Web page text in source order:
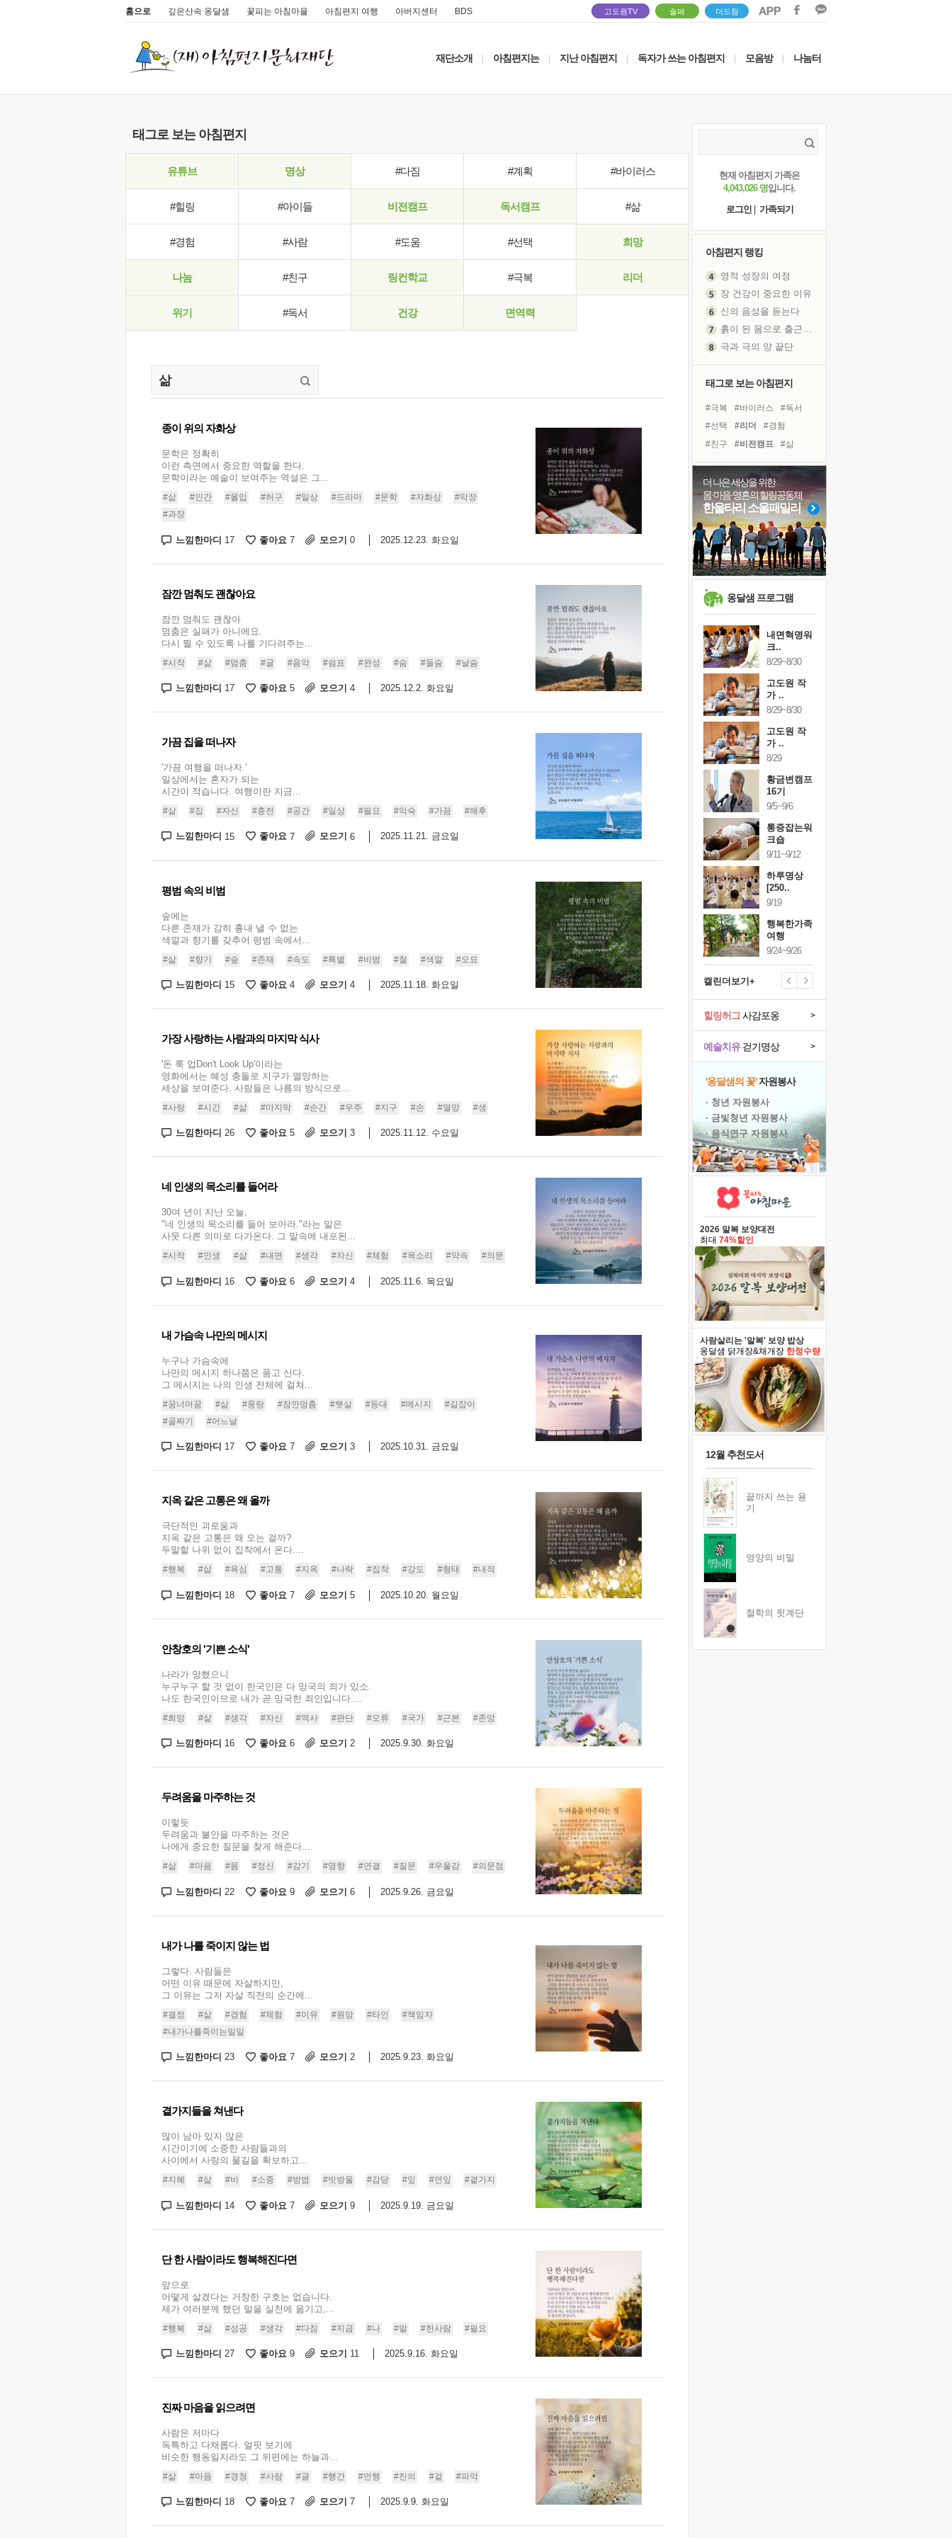
홈으로 깊은산속 옹달샘 꽃피는 아침마을 아침편지 여행 아버지센터 BDS 고도원TV 솔패 더드림
재단소개 아침편지는 지난 아침편지 독자가 쓰는 아침편지 모음방 나눔터
태그로 보는 아침편지
유튜브 명상 #다짐 #계획 #바이러스
#힐링 #아이들 비전캠프 독서캠프 #삶
#경험 #사람 #도움 #선택 희망
나눔 #친구 링컨학교 #극복 리더
위기 #독서 건강 면역력
종이 위의 자화상
문학은 정확히
이런 측면에서 중요한 역할을 한다.
문학이라는 예술이 보여주는 역설은 그...
#삶 #인간 #몰입 #허구 #일상 #드라마 #문학 #자화상
#막장
#과장
느낌한마디 17 좋아요 7 모으기 0 2025.12.23. 화요일
잠깐 멈춰도 괜찮아요
잠깐 멈춰도 괜찮아
멈춤은 실패가 아니에요.
다시 뛸 수 있도록 나를 기다려주는...
#시작 #삶 #멈춤 #글 #음악 #쉼표 #완성 #숨 #들숨 #날숨
느낌한마디 17 좋아요 5 모으기 4 2025.12.2. 화요일
가끔 집을 떠나자
'가끔 여행을 떠나자.'
일상에서는 혼자가 되는
시간이 적습니다. 여행이란 지금...
#삶 #집 #자신 #충전 #공간 #일상 #필요 #익숙 #가끔 #해후
느낌한마디 15 좋아요 7 모으기 6 2025.11.21. 금요일
평범 속의 비범
숲에는
다른 존재가 감히 흉내 낼 수 없는
색깔과 향기를 갖추어 평범 속에서...
#삶 #향기 #숲 #존재 #속도 #특별 #비범 #철 #색깔 #오묘
느낌한마디 15 좋아요 4 모으기 4 2025.11.18. 화요일
가장 사랑하는 사람과의 마지막 식사
'돈 룩 업Don't Look Up'이라는
영화에서는 혜성 충돌로 지구가 멸망하는
세상을 보여준다. 사람들은 나름의 방식으로...
#사랑 #시간 #삶 #마지막 #순간 #우주 #지구 #손 #멸망 #생
느낌한마디 26 좋아요 5 모으기 3 2025.11.12. 수요일
네 인생의 목소리를 들어라
30여 년이 지난 오늘,
"네 인생의 목소리를 들어 보아라."라는 말은
사뭇 다른 의미로 다가온다. 그 말속에 내포된...
#시작 #인생 #삶 #내면 #생각 #자신 #체험 #목소리 #약속 #의문
느낌한마디 16 좋아요 6 모으기 4 2025.11.6. 목요일
내 가슴속 나만의 메시지
누구나 가슴속에
나만의 메시지 하나쯤은 품고 산다.
그 메시지는 나의 인생 전체에 걸쳐...
#꿈너머꿈 #삶 #풍랑 #잠깐멈춤 #햇살 #등대 #메시지
#길잡이
#골짜기
#어느날
느낌한마디 17 좋아요 7 모으기 3 2025.10.31. 금요일
지옥 같은 고통은 왜 올까
극단적인 괴로움과
지옥 같은 고통은 왜 오는 걸까?
두말할 나위 없이 집착에서 온다....
#행복 #삶 #욕심 #고통 #지옥 #나락 #집착 #강도 #형태 #내적
느낌한마디 18 좋아요 7 모으기 5 2025.10.20. 월요일
안창호의 '기쁜 소식'
나라가 망했으니
누구누구 할 것 없이 한국인은 다 망국의 죄가 있소.
나도 한국인이므로 내가 곧 망국한 죄인입니다....
#희망 #삶 #생각 #자신 #역사 #판단 #오류 #국가 #근본 #존망
느낌한마디 16 좋아요 6 모으기 2 2025.9.30. 화요일
두려움을 마주하는 것
이렇듯
두려움과 불안을 마주하는 것은
나에게 중요한 질문을 찾게 해준다....
#삶 #마음 #몸 #정신 #감기 #영향 #연결 #질문 #우울감 #의문점
느낌한마디 22 좋아요 9 모으기 6 2025.9.26. 금요일
내가 나를 죽이지 않는 법
그렇다. 사람들은
어떤 이유 때문에 자살하지만,
그 이유는 그저 자살 직전의 순간에...
#결정 #삶 #경험 #체험 #이유 #원망 #타인
#책임자
#내가나를죽이는일일
느낌한마디 23 좋아요 7 모으기 2 2025.9.23. 화요일
곁가지들을 쳐낸다
많이 남아 있지 않은
시간이기에 소중한 사람들과의
사이에서 사랑의 물길을 확보하고...
#지혜 #삶 #비 #소중 #방법 #빗방울 #감당 #잎 #연잎 #곁가지
느낌한마디 14 좋아요 7 모으기 9 2025.9.19. 금요일
단 한 사람이라도 행복해진다면
앞으로
어떻게 살겠다는 거창한 구호는 없습니다.
제가 여러분께 했던 말을 실천에 옮기고,...
#행복 #삶 #성공 #생각 #다짐 #지금 #나 #말 #한사람 #필요
느낌한마디 27 좋아요 9 모으기 11 2025.9.16. 화요일
진짜 마음을 읽으려면
사람은 저마다
독특하고 다채롭다. 얼핏 보기에
비슷한 행동일지라도 그 뒤편에는 하늘과...
#삶 #마음 #경청 #사람 #글 #행간 #언행 #진의 #겉 #파악
느낌한마디 18 좋아요 7 모으기 7 2025.9.9. 화요일
현재 아침편지 가족은
4,043,026 명입니다.
로그인
가족되기
아침편지 랭킹
장 건강이 중요한 이유
신의 음성을 듣는다
극과 극의 양 끝단
처음 손을 잡았던 날
슬럼프
보고 싶은 어머니
유년 시절의 부산 영도 바다
못된 꼰대들
희망이란
'모른다'는 것
영적 성장의 여정
태그로 보는 아침편지
#극복 #바이러스
#독서
#선택
#리더
#경험
#친구
#비전캠프
#삶
#다짐
#계획
#건강
#희망
#힐링
#나눔
#도움
#링컨학교
#독서캠프
#아이들
#사람
#위기
더 나은 세상을 위한
몸·마음·영혼의 힐링공동체
한울타리 소울패밀리
옹달샘 프로그램
10/9~10/10
내면혁명워
10/17~10/18
황금변캠프
크숍
11/7~11/8
내면혁명워
크..
내면혁명워
크..
8/29~8/30
고도원 작
가 ..
8/29~8/30
고도원 작
가 ..
8/29
황금변캠프
16기
9/5~9/6
통증잡는워
크숍
9/11~9/12
하루명상
[250..
9/19
행복한가족
여행
9/24~9/26
캘린더보기+
예술치유걷기명상 >
힐링허그사감포옹 >
'옹달샘의 꽃'자원봉사
· 청년 자원봉사
· 금빛청년 자원봉사
· 음식연구 자원봉사
2026 말복 보양대전
최대 74%할인
사람살리는 '말복' 보양 밥상
옹달샘 닭개장&채개장 한정수량
12월 추천도서
끝까지 쓰는 용
기
영양의 비밀
철학의 뒷계단